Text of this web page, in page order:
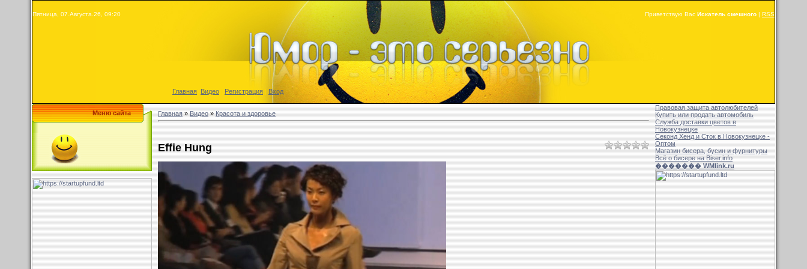
Пятница, 07.Августа.26, 09:20 Приветствую Вас Искатель смешного | RSS
Главная Видео Регистрация Вход
Меню сайта Главная»Видео»Красота и здоровье
Effie Hung
Правовая защита автолюбителей
Купить или продать автомобиль
Служба доставки цветов в
Новокузнецке
Секонд Хенд и Сток в Новокузнецке -
Оптом
Магазин бисера, бусин и фурнитуры
Всё о бисере на Biser.info
������� WMlink.ru